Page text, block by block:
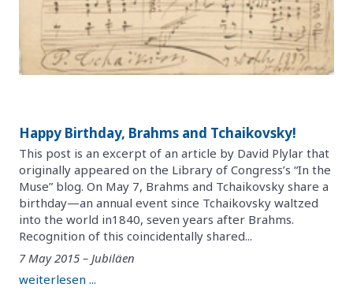
Happy Birthday, Brahms and Tchaikovsky!
This post is an excerpt of an article by David Plylar that
originally appeared on the Library of Congress’s “In the
Muse” blog. On May 7, Brahms and Tchaikovsky share a
birthday—an annual event since Tchaikovsky waltzed
into the world in1840, seven years after Brahms.
Recognition of this coincidentally shared...
7 May 2015 – Jubiläen
weiterlesen ...